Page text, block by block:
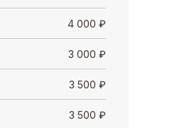
4 000 ₽
3 000 ₽
3 500 ₽
3 500 ₽